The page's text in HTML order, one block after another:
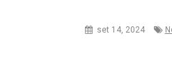
set 14, 2024